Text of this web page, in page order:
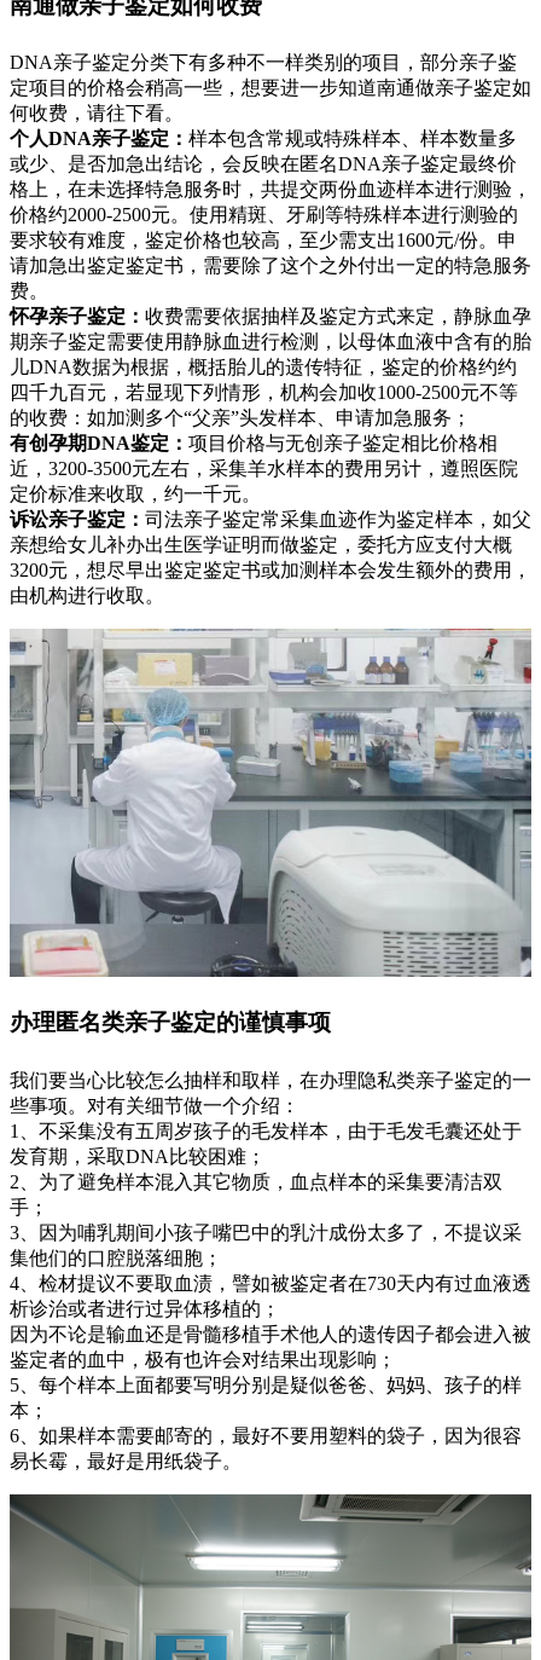
DNA亲子鉴定分类下有多种不一样类别的项目，部分亲子鉴
定项目的价格会稍高一些，想要进一步知道南通做亲子鉴定如
何收费，请往下看。
个人DNA亲子鉴定： 样本包含常规或特殊样本、样本数量多
或少、是否加急出结论，会反映在匿名DNA亲子鉴定最终价
格上，在未选择特急服务时，共提交两份血迹样本进行测验，
价格约2000-2500元。使用精斑、牙刷等特殊样本进行测验的
要求较有难度，鉴定价格也较高，至少需支出1600元/份。申
请加急出鉴定鉴定书，需要除了这个之外付出一定的特急服务
费。
怀孕亲子鉴定： 收费需要依据抽样及鉴定方式来定，静脉血孕
期亲子鉴定需要使用静脉血进行检测，以母体血液中含有的胎
儿DNA数据为根据，概括胎儿的遗传特征，鉴定的价格约约
四千九百元，若显现下列情形，机构会加收1000-2500元不等
的收费：如加测多个“父亲”头发样本、申请加急服务；
有创孕期DNA鉴定： 项目价格与无创亲子鉴定相比价格相
近，3200-3500元左右，采集羊水样本的费用另计，遵照医院
定价标准来收取，约一千元。
诉讼亲子鉴定： 司法亲子鉴定常采集血迹作为鉴定样本，如父
亲想给女儿补办出生医学证明而做鉴定，委托方应支付大概
3200元，想尽早出鉴定鉴定书或加测样本会发生额外的费用，
由机构进行收取。
办理匿名类亲子鉴定的谨慎事项
我们要当心比较怎么抽样和取样，在办理隐私类亲子鉴定的一
些事项。对有关细节做一个介绍：
1、不采集没有五周岁孩子的毛发样本，由于毛发毛囊还处于
发育期，采取DNA比较困难；
2、为了避免样本混入其它物质，血点样本的采集要清洁双
手；
3、因为哺乳期间小孩子嘴巴中的乳汁成份太多了，不提议采
集他们的口腔脱落细胞；
4、检材提议不要取血渍，譬如被鉴定者在730天内有过血液透
析诊治或者进行过异体移植的；
因为不论是输血还是骨髓移植手术他人的遗传因子都会进入被
鉴定者的血中，极有也许会对结果出现影响；
5、每个样本上面都要写明分别是疑似爸爸、妈妈、孩子的样
本；
6、如果样本需要邮寄的，最好不要用塑料的袋子，因为很容
易长霉，最好是用纸袋子。